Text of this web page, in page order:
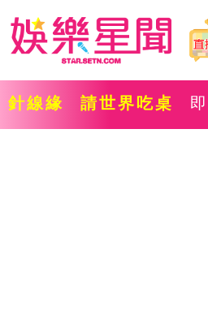
針線緣 請世界吃桌